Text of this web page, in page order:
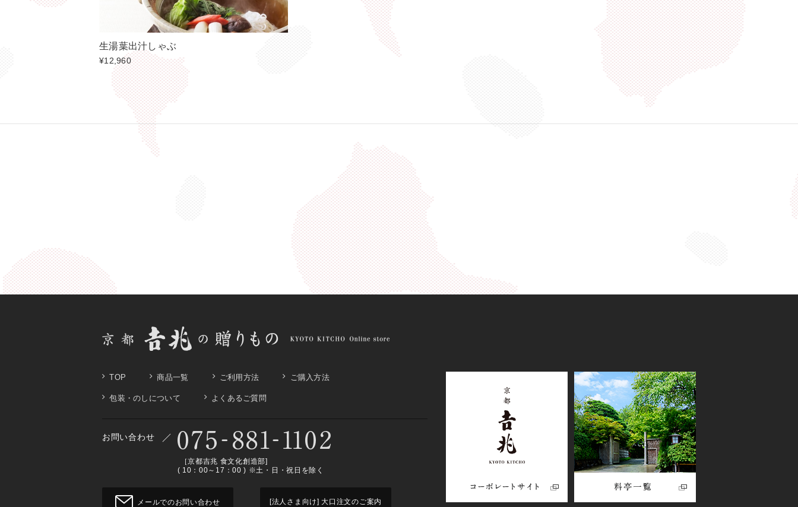
生湯葉出汁しゃぶ
¥12,960
TOP 商品一覧 ご利用方法 ご購入方法
包装・のしについて よくあるご質問
お問い合わせ
［京都吉兆 食文化創造部]
( 10：00～17：00 ) ※土・日・祝日を除く
メールでのお問い合わせ [法人さま向け] 大口注文のご案内